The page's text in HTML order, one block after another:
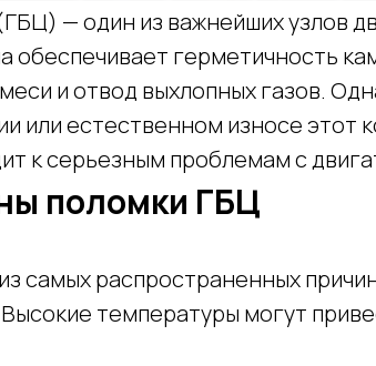
— один из важнейших узлов
обеспечивает герметичность
и отвод выхлопных газов.
или естественном износе этот
к серьезным проблемам с
поломки ГБЦ
самых распространенных
температуры могут